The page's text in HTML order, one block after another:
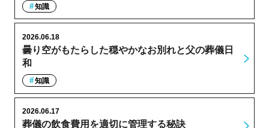
知識
曇り空がもたらした穏やかなお別れと父の葬儀日
和
2026.06.18
知識
葬儀の飲食費用を適切に管理する秘訣
2026.06.17